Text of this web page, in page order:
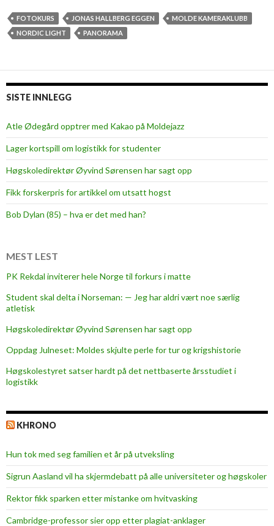
s
e
u
e
m
m
i
e
r
FOTOKURS JONAS HALLBERG EGGEN
MOLDE KAMERAKLUBB
NORDIC LIGHT
PANORAMA
SISTE INNLEGG
Atle Ødegård opptrer med Kakao på Moldejazz
Lager kortspill om logistikk for studenter
Høgskoledirektør Øyvind Sørensen har sagt opp
Fikk forskerpris for artikkel om utsatt hogst
Bob Dylan (85) – hva er det med han?
MEST LEST
PK Rekdal inviterer hele Norge til forkurs i matte
Student skal delta i Norseman: — Jeg har aldri vært noe særlig
atletisk
Høgskoledirektør Øyvind Sørensen har sagt opp
Oppdag Julneset: Moldes skjulte perle for tur og krigshistorie
Høgskolestyret satser hardt på det nettbaserte årsstudiet i
logistikk
KHRONO
Hun tok med seg familien et år på utveksling
Sigrun Aasland vil ha skjerm­debatt på alle universiteter og høgskoler
Rektor fikk sparken etter mistanke om hvitvasking
Cambridge-professor sier opp etter plagiat-anklager